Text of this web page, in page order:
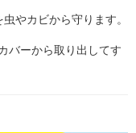
やカビから守ります。
バーから取り出してす